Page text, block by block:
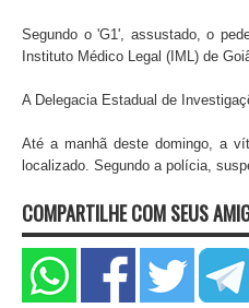
Segundo o 'G1', assustado, o
Instituto Médico Legal (IML) de
A Delegacia Estadual de
Até a manhã deste domingo, a
localizado. Segundo a polícia,
COMPARTILHE COM SEUS